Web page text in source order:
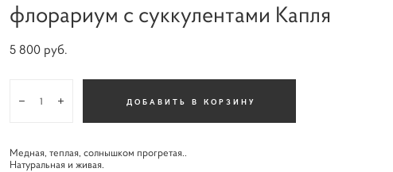
флорариум с суккулентами Капля
5 800 pуб.
ДОБАВИТЬ В КОРЗИНУ
Медная, теплая, солнышком прогретая..
Натуральная и живая.